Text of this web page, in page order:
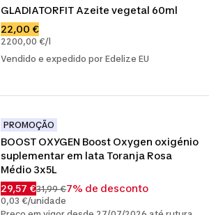
GLADIATORFIT Azeite vegetal 60ml
22,00 €
2200,00 €/l
Vendido e expedido por Edelize EU
PROMOÇÃO
BOOST OXYGEN Boost Oxygen oxigénio
suplementar em lata Toranja Rosa
Médio 3x5L
29,57 €31,99 €7% de desconto
0,03 €/unidade